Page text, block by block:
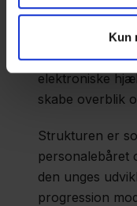
Kun
Som led i
pædagogiske
visuelle
elektroniske
skabe overblik
Strukturen er
personalebåret
den unges
progression